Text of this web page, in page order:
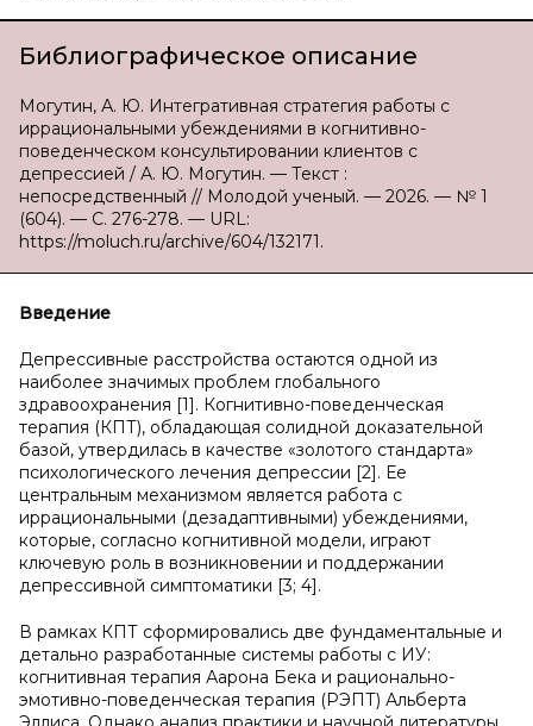
Библиографическое описание
Могутин, А. Ю. Интегративная стратегия работы с
иррациональными убеждениями в когнитивно-
поведенческом консультировании клиентов с
депрессией / А. Ю. Могутин. — Текст :
непосредственный // Молодой ученый. — 2026. — № 1
(604). — С. 276-278. — URL:
https://moluch.ru/archive/604/132171.
Введение
Депрессивные расстройства остаются одной из
наиболее значимых проблем глобального
здравоохранения [1]. Когнитивно-поведенческая
терапия (КПТ), обладающая солидной доказательной
базой, утвердилась в качестве «золотого стандарта»
психологического лечения депрессии [2]. Ее
центральным механизмом является работа с
иррациональными (дезадаптивными) убеждениями,
которые, согласно когнитивной модели, играют
ключевую роль в возникновении и поддержании
депрессивной симптоматики [3; 4].
В рамках КПТ сформировались две фундаментальные и
детально разработанные системы работы с ИУ:
когнитивная терапия Аарона Бека и рационально-
эмотивно-поведенческая терапия (РЭПТ) Альберта